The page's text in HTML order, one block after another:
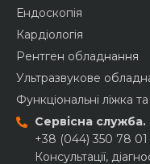
Ендоскопія
Кардіологія
Рентген обладнання
Ультразвукове
Функціональні ліжка
Сервісна служба.
+38 (044) 350 78 01
Консультації,